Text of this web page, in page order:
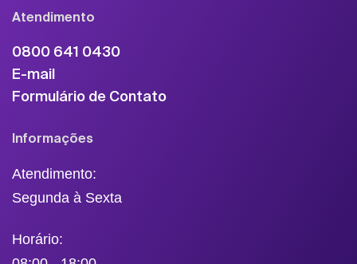
Atendimento
0800 641 0430
E-mail
Formulário de Contato
Informações
Atendimento:
Segunda à Sexta
Horário: